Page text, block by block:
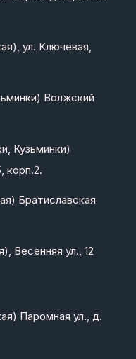
ул. Ключевая,
Волжский
Кузьминки)
корп.2.
Братиславская
Весенняя ул., 12
Паромная ул., д.